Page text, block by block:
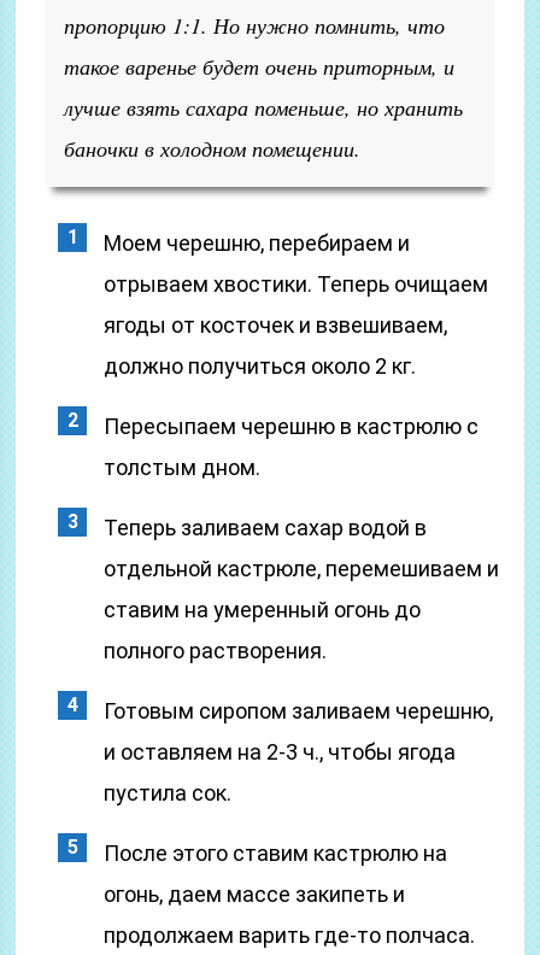
пропорцию 1:1. Но нужно помнить, что
такое варенье будет очень приторным, и
лучше взять сахара поменьше, но хранить
баночки в холодном помещении.
Моем черешню, перебираем и
отрываем хвостики. Теперь очищаем
ягоды от косточек и взвешиваем,
должно получиться около 2 кг.
Пересыпаем черешню в кастрюлю с
толстым дном.
Теперь заливаем сахар водой в
отдельной кастрюле, перемешиваем и
ставим на умеренный огонь до
полного растворения.
Готовым сиропом заливаем черешню,
и оставляем на 2-3 ч., чтобы ягода
пустила сок.
После этого ставим кастрюлю на
огонь, даем массе закипеть и
продолжаем варить где-то полчаса.